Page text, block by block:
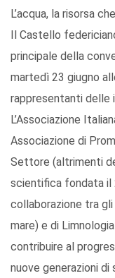
L’acqua, la risorsa
Il Castello
principale della
martedì 23 giugno
rappresentanti delle
L’Associazione
Associazione di
Settore (altrimenti
scientifica fondata il
collaborazione tra
mare) e di
contribuire al
nuove generazioni di